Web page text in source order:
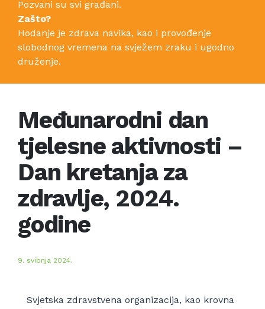
Pozvani su svi građani.
Zašto?
Hodanje je zdrava navika, kao i provođenje
slobodnog vremena na svježem zraku i ugodno
druženje.
Međunarodni dan
tjelesne aktivnosti –
Dan kretanja za
zdravlje, 2024.
godine
9. svibnja 2024.
Svjetska zdravstvena organizacija, kao krovna